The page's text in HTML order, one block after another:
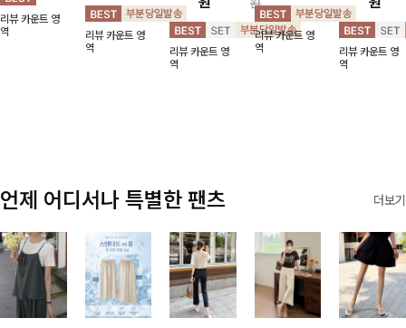
스:) 풍성한 퍼프
소매와 밑단 셔
링으로 스타일을
리뷰 카운트 영
역
인트를 더해드리
며 깔끔한 스트
라이프 디테일로
유행 없이 오래
리뷰 카운트 영
역
가 함께 구성된
세트 아이템입니
다. 코디 고민 없
이 한 벌만으로
도 내추럴하면서
원
리뷰 카운트 영
역
았으며 은은한
체크 패턴이 더
해져 밋밋함 없
이 여성스러움
리뷰 카운트 영
역
활용도 높은 3
종 세트 🤍 코디
걱정 없이 한 번
에 완성도 있는
스타일링을 연출
리뷰 카운트 영
역
언제 어디서나 특별한 팬츠 더보기